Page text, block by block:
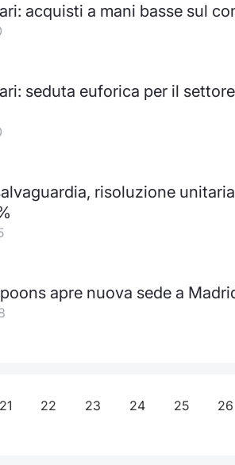
acquisti a mani basse sul
seduta euforica per il
risoluzione
apre nuova sede a
21 22 23 24 25 26